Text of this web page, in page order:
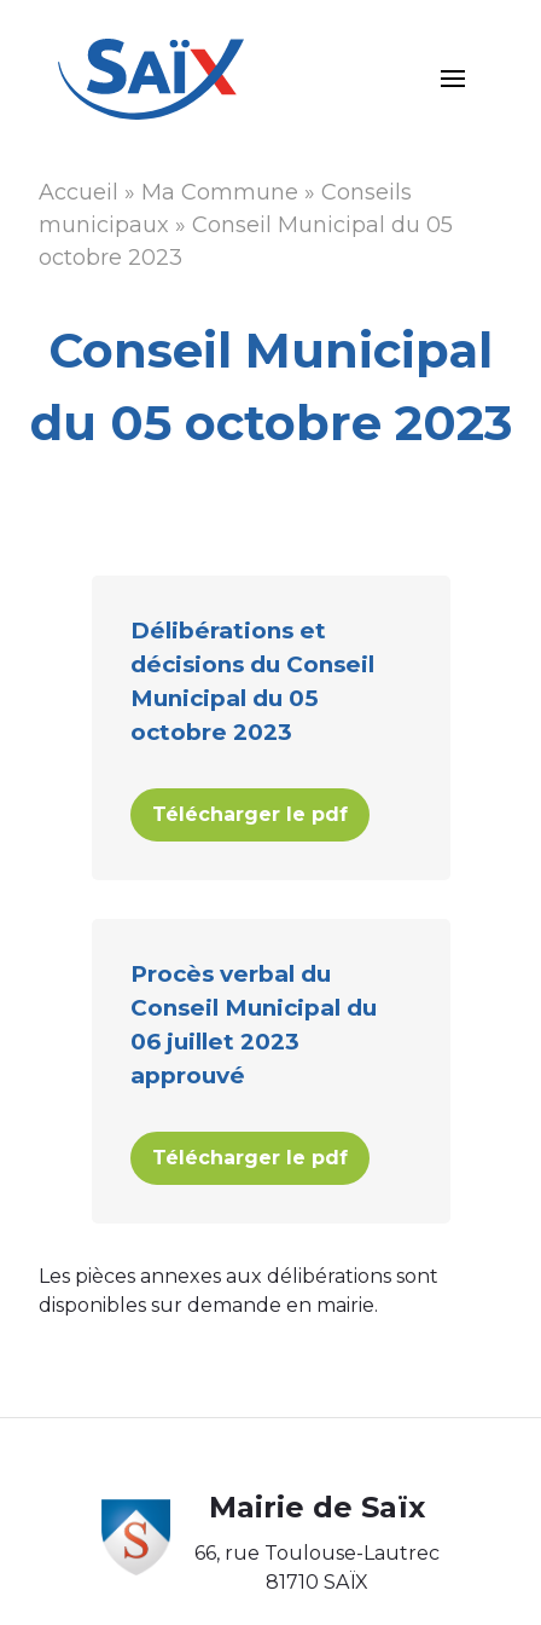
contenu
principal
d'Ariane
Accueil Ma Commune
Conseils
municipaux
Conseil Municipal du 05
octobre 2023
Conseil Municipal
du 05 octobre 2023
Délibérations et
décisions du Conseil
Municipal du 05
octobre 2023
Télécharger le pdf
Procès verbal du
Conseil Municipal du
06 juillet 2023
approuvé
Télécharger le pdf
Les pièces annexes aux délibérations sont
disponibles sur demande en mairie.
Mairie de Saïx
66, rue Toulouse-Lautrec
81710 SAÏX